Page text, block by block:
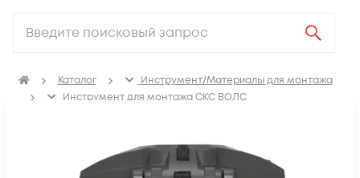
Каталог
Инструмент/Материалы для монтажа
Инструмент для монтажа СКС ВОЛС